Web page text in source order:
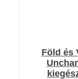
Föld és